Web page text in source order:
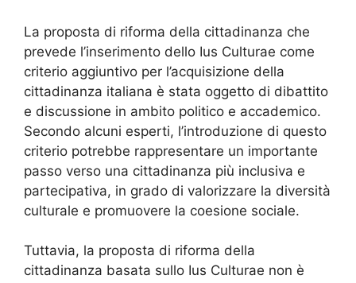
La proposta di riforma della cittadinanza che
prevede l’inserimento dello Ius Culturae come
criterio aggiuntivo per l’acquisizione della
cittadinanza italiana è stata oggetto di dibattito
e discussione in ambito politico e accademico.
Secondo alcuni esperti, l’introduzione di questo
criterio potrebbe rappresentare un importante
passo verso una cittadinanza più inclusiva e
partecipativa, in grado di valorizzare la diversità
culturale e promuovere la coesione sociale.
Tuttavia, la proposta di riforma della
cittadinanza basata sullo Ius Culturae non è